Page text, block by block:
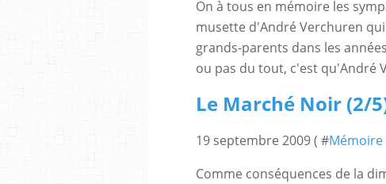
On à tous en mémoire les
musette d'André Verchuren
grands-parents dans les
ou pas du tout, c'est qu'André
Le Marché Noir (2/
19 septembre 2009 ( #Mémoire
Comme conséquences de la